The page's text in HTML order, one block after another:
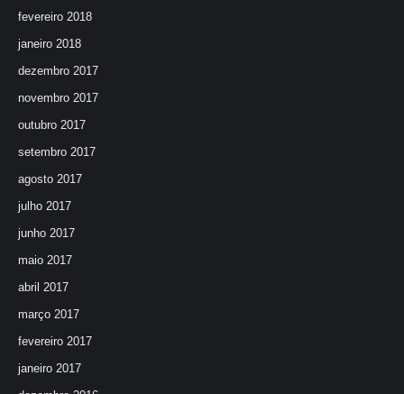
fevereiro 2018
janeiro 2018
dezembro 2017
novembro 2017
outubro 2017
setembro 2017
agosto 2017
julho 2017
junho 2017
maio 2017
abril 2017
março 2017
fevereiro 2017
janeiro 2017